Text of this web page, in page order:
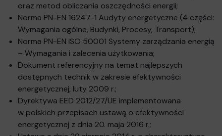
oraz metod obliczania oszczędności energii;
Norma PN-EN 16247-1 Audyty energetyczne (4 części:
Wymagania ogólne, Budynki, Procesy, Transport);
Norma PN-EN ISO 50001 Systemy zarządzania energią
– Wymagania i zalecenia użytkowania;
Dokument referencyjny na temat najlepszych
dostępnych technik w zakresie efektywności
energetycznej, luty 2009 r.;
Dyrektywa EED 2012/27/UE implementowana
w polskich przepisach ustawą o efektywności
energetycznej z dnia 20. maja 2016 r.;